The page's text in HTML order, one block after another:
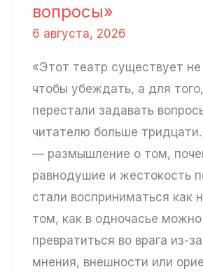
вопросы»
6 августа, 2026
«Этот театр существует не
чтобы убеждать, а для
перестали задавать
читателю больше
— размышление о том,
равнодушие и жестокость
стали восприниматься как
том, как в одночасье можно
превратиться во врага из-
мнения, внешности или